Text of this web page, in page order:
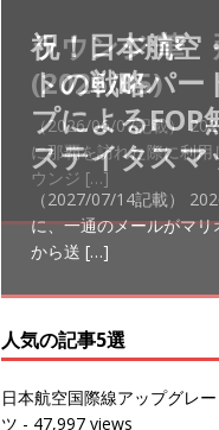
ラウンジ 華
(2026/05)
（2026/06/07記載）
に那覇を訪れた際に利
ウンジ […]
人気の記事5選
ツ- 47,997 views
日本航空国際線マイルアッ